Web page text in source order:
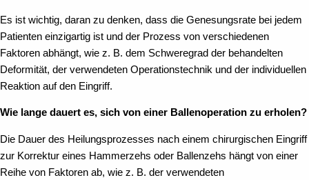
Es ist wichtig, daran zu denken, dass die Genesungsrate bei jedem
Patienten einzigartig ist und der Prozess von verschiedenen
Faktoren abhängt, wie z. B. dem Schweregrad der behandelten
Deformität, der verwendeten Operationstechnik und der individuellen
Reaktion auf den Eingriff.
Wie lange dauert es, sich von einer Ballenoperation zu erholen?
Die Dauer des Heilungsprozesses nach einem chirurgischen Eingriff
zur Korrektur eines Hammerzehs oder Ballenzehs hängt von einer
Reihe von Faktoren ab, wie z. B. der verwendeten